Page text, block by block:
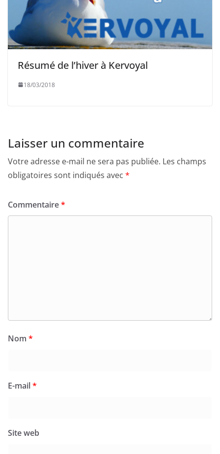
Résumé de l’hiver à Kervoyal
18/03/2018
Laisser un commentaire
Votre adresse e-mail ne sera pas publiée. Les champs
obligatoires sont indiqués avec *
Commentaire*
Nom *
E-mail*
Site web